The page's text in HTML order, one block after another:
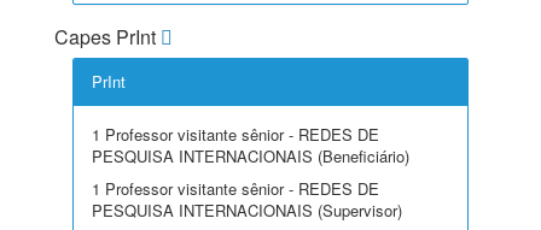
Capes PrInt
PrInt
1 Professor visitante sênior - REDES DE
PESQUISA INTERNACIONAIS (Beneficiário)
1 Professor visitante sênior - REDES DE
PESQUISA INTERNACIONAIS (Supervisor)